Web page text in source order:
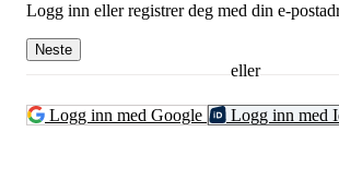
Logg inn eller registrer deg med din e-
Neste
eller
Logg inn med Google Logg inn med